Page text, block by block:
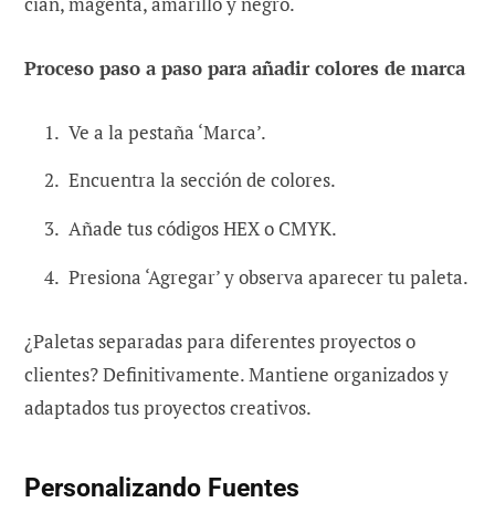
Proceso paso a paso para añadir colores de marca
Ve a la pestaña ‘Marca’.
Encuentra la sección de colores.
Añade tus códigos HEX o CMYK.
Presiona ‘Agregar’ y observa aparecer tu paleta.
¿Paletas separadas para diferentes proyectos o
clientes? Definitivamente. Mantiene organizados y
adaptados tus proyectos creativos.
Personalizando Fuentes